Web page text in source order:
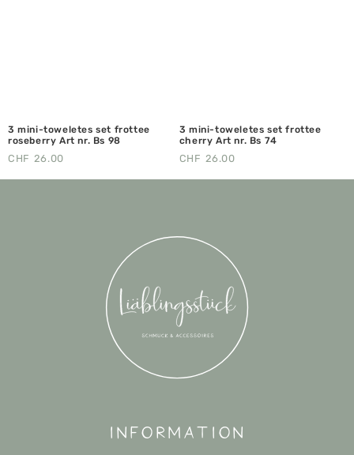
3 mini-toweletes set frottee
roseberry Art nr. Bs 98
CHF 26.00
3 mini-toweletes set frottee
cherry Art nr. Bs 74
CHF 26.00
Information